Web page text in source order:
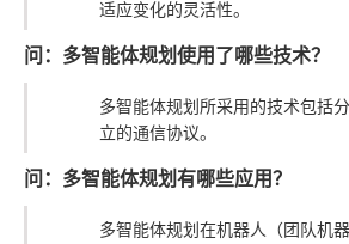
适应变化的灵活性。
问：多智能体规划使用了哪些技术？
多智能体规划所采用的技术包括
立的通信协议。
问：多智能体规划有哪些应用？
多智能体规划在机器人（团队机